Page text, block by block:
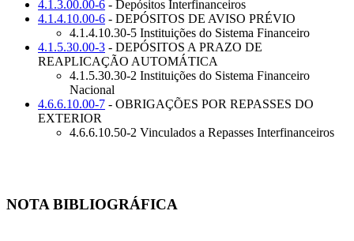
4.1.3.00.00-6 - Depósitos Interfinanceiros
4.1.4.10.00-6 - DEPÓSITOS DE AVISO PRÉVIO
4.1.4.10.30-5 Instituições do Sistema Financeiro
4.1.5.30.00-3 - DEPÓSITOS A PRAZO DE
REAPLICAÇÃO AUTOMÁTICA
4.1.5.30.30-2 Instituições do Sistema Financeiro
Nacional
4.6.6.10.00-7 - OBRIGAÇÕES POR REPASSES DO
EXTERIOR
4.6.6.10.50-2 Vinculados a Repasses Interfinanceiros
NOTA BIBLIOGRÁFICA